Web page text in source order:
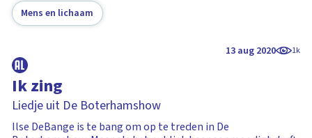
Mens en lichaam
13 aug 2020 1k
Ik zing
Liedje uit De Boterhamshow
Ilse DeBange is te bang om op te treden in De